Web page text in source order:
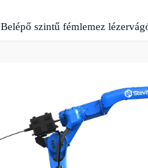
Belépő szintű fémlemez